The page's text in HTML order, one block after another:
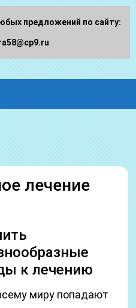
лечение
к лечению
миру попадают
предложений по сайту: